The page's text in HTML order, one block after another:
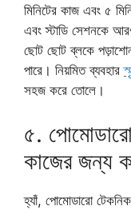
মিনিটের কাজ এবং ৫
এবং স্টাডি সেশনকে আরও
ছোট ছোট ব্লকে
পারে। নিয়মিত ব্যবহার
সহজ করে তোলে।
৫.
কাজের জন্য
হ্যাঁ, পোমোডারো